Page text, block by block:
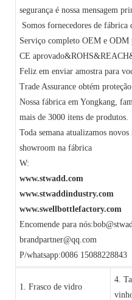
segurança é nossa mensagem
Somos fornecedores de fábrica
Serviço completo OEM e ODM
CE
Feliz em enviar amostra para
Trade Assurance obtém
Nossa fábrica em Yongkang,
mais de 3000 itens de produtos.
Toda semana atualizamos
showroom na fábrica
W:
www.stwadd.com
www.stwaddindustry.com
www.swellbottlefactory.com
Encomende para
brandpartner@qq.com
P/whatsapp:0086 15088228843
1. Frasco de vidro
4.